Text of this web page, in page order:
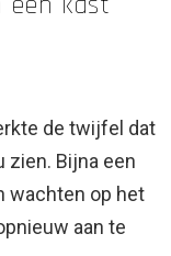
de twijfel dat
Bijna een
wachten op het
aan te